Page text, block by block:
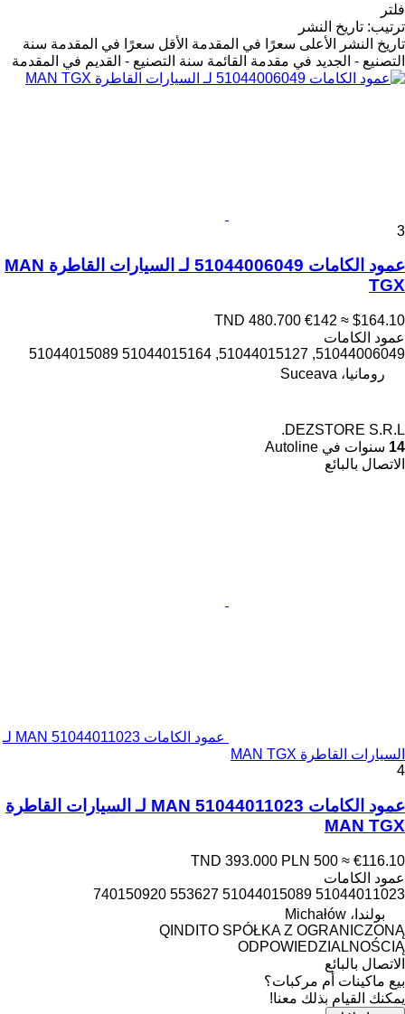
فلتر
ترتيب: تاريخ النشر
تاريخ النشر
الأعلى سعرًا في المقدمة الأقل سعرًا في المقدمة سنة
التصنيع - الجديد في مقدمة القائمة سنة التصنيع - القديم في المقدمة
3
عمود الكامات 51044006049 لـ السيارات القاطرة MAN
TGX
TND 480.700 €142 ≈ $164.10
عمود الكامات
51044006049, 51044015127, 51044015164 51044015089
رومانيا، Suceava
DEZSTORE S.R.L.
14 سنوات في Autoline
الاتصال بالبائع
عمود الكامات MAN 51044011023 لـ
السيارات القاطرة MAN TGX
4
عمود الكامات MAN 51044011023 لـ السيارات القاطرة
MAN TGX
TND 393.000 PLN 500 ≈ €116.10
عمود الكامات
51044011023 51044015089 553627 740150920
بولندا، Michałów
QINDITO SPÓŁKA Z OGRANICZONĄ
ODPOWIEDZIALNOŚCIĄ
الاتصال بالبائع
بيع ماكينات أم مركبات؟
يمكنك القيام بذلك معنا!